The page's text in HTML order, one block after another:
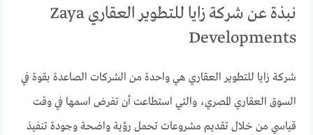
نبذة عن شركة زايا للتطوير العقاري Zaya
Developments
شركة زايا للتطوير العقاري هي واحدة من الشركات الصاعدة بقوة في
السوق العقاري المصري، والتي استطاعت أن تفرض اسمها في وقت
قياسي من خلال تقديم مشروعات تحمل رؤية واضحة وجودة تنفيذ